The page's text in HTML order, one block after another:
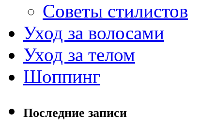
Советы стилистов
Уход за волосами
Уход за телом
Шоппинг
Последние записи